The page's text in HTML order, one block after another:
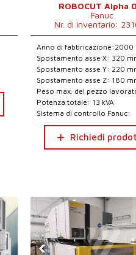
ROBOCUT Alpha
Fanuc
Nr. di inventario:
Anno di fabbricazione:2000
Spostamento asse X: 320
Spostamento asse Y: 220
Spostamento asse Z: 180
Peso max. del pezzo
Potenza totale: 13 kVA
Sistema di controllo Fanuc:
Richiedi
‹